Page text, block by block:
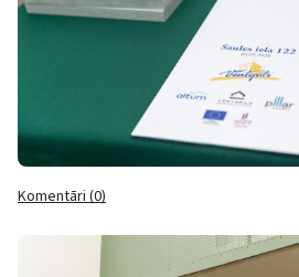
Komentāri (0)